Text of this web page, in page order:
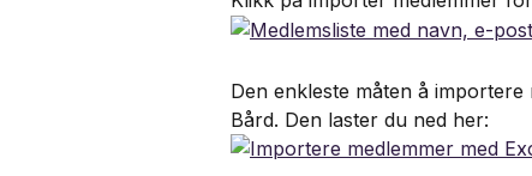
Den enkleste måten å
Bård. Den laster du ned her: